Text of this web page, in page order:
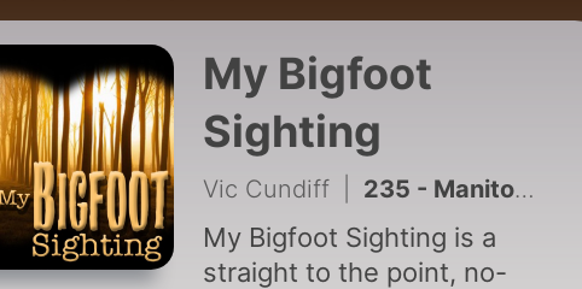
My Bigfoot
Sighting
Vic Cundiff 235 - Manitoba, Canada Bigfoot Sightings - My Bigfoot Sighting Episode 221
My Bigfoot Sighting is a
straight to the point, no-